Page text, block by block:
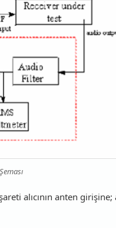
alıcının anten girişine;